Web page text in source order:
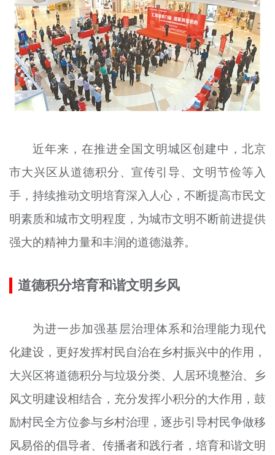
近年来，在推进全国文明城区创建中，北京
市大兴区从道德积分、宣传引导、文明节俭等入
手，持续推动文明培育深入人心，不断提高市民文
明素质和城市文明程度，为城市文明不断前进提供
强大的精神力量和丰润的道德滋养。
道德积分培育和谐文明乡风
为进一步加强基层治理体系和治理能力现代
化建设，更好发挥村民自治在乡村振兴中的作用，
大兴区将道德积分与垃圾分类、人居环境整治、乡
风文明建设相结合，充分发挥小积分的大作用，鼓
励村民全方位参与乡村治理，逐步引导村民争做移
风易俗的倡导者、传播者和践行者，培育和谐文明